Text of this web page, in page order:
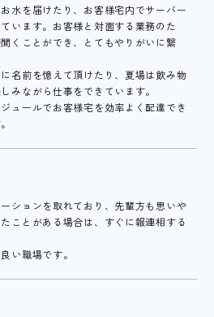
水を届けたり、お客様宅内でサーバー
います。お客様と対面する業務のた
くことができ、とてもやりがいに繋
名前を憶えて頂けたり、夏場は飲み物
みながら仕事をできています。
ュールでお客様宅を効率よく配達でき
ションを取れており、先輩方も思いや
ことがある場合は、すぐに報連相する
い職場です。